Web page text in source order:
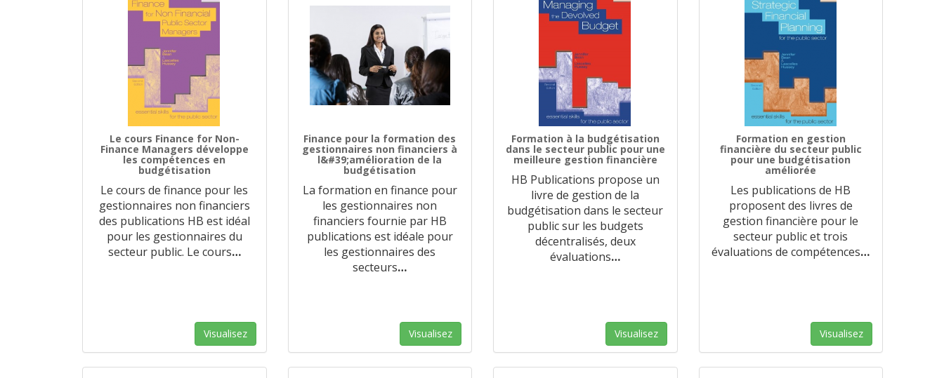
Le cours Finance for Non-
Finance Managers développe
les compétences en
budgétisation
Le cours de finance pour les
gestionnaires non financiers
des publications HB est idéal
pour les gestionnaires du
secteur public. Le cours…
Visualisez
Finance pour la formation des
gestionnaires non financiers à
l&#39;amélioration de la
budgétisation
La formation en finance pour
les gestionnaires non
financiers fournie par HB
publications est idéale pour
les gestionnaires des
secteurs…
Visualisez
Formation à la budgétisation
dans le secteur public pour une
meilleure gestion financière
HB Publications propose un
livre de gestion de la
budgétisation dans le secteur
public sur les budgets
décentralisés, deux
évaluations…
Visualisez
Formation en gestion
financière du secteur public
pour une budgétisation
améliorée
Les publications de HB
proposent des livres de
gestion financière pour le
secteur public et trois
évaluations de compétences…
Visualisez